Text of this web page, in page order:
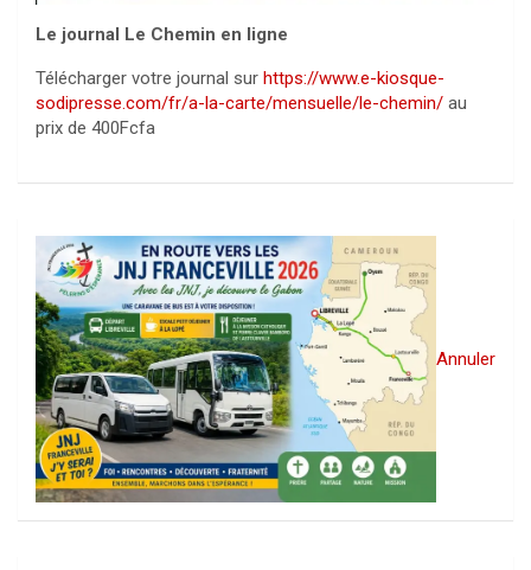
Le journal Le Chemin en ligne
Télécharger votre journal sur https://www.e-kiosque-
sodipresse.com/fr/a-la-carte/mensuelle/le-chemin/ au
prix de 400Fcfa
Annuler